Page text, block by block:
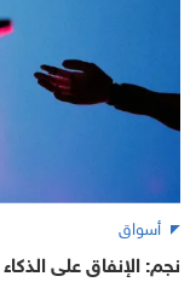
أسواق
نجم: الإنفاق على